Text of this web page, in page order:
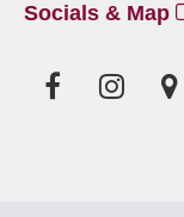
Socials & Map